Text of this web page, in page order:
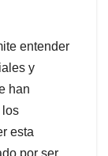
entender
y
han
los
esta
por ser